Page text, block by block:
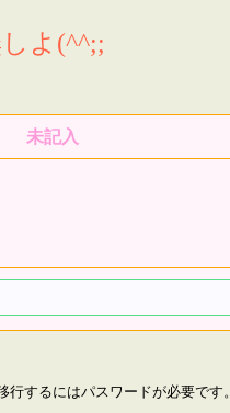
よ(^^;;
未記入
するにはパスワードが必要です。